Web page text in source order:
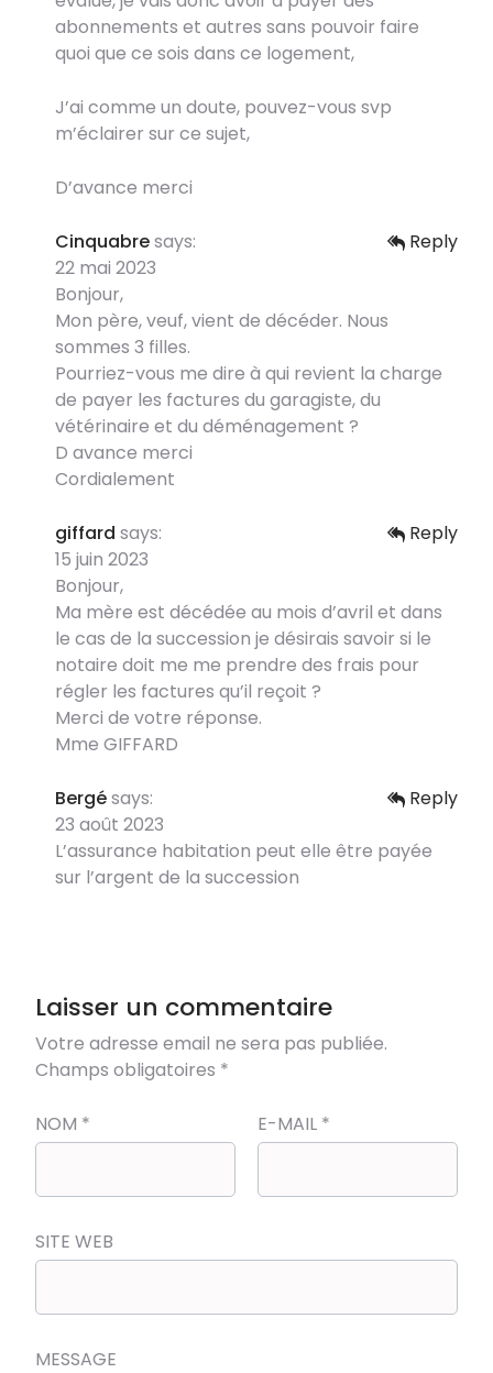
abonnements et autres sans pouvoir faire
quoi que ce sois dans ce logement,
J’ai comme un doute, pouvez-vous svp
m’éclairer sur ce sujet,
D’avance merci
Reply
Cinquabresays:
22 mai 2023
Bonjour,
Mon père, veuf, vient de décéder. Nous
sommes 3 filles.
Pourriez-vous me dire à qui revient la charge
de payer les factures du garagiste, du
vétérinaire et du déménagement ?
D avance merci
Cordialement
Reply
giffard says:
15 juin 2023
Bonjour,
Ma mère est décédée au mois d’avril et dans
le cas de la succession je désirais savoir si le
notaire doit me me prendre des frais pour
régler les factures qu’il reçoit ?
Merci de votre réponse.
Mme GIFFARD
Reply
Bergésays:
23 août 2023
L’assurance habitation peut elle être payée
sur l’argent de la succession
Laisser un commentaire
Votre adresse email ne sera pas publiée.
Champs obligatoires *
NOM * E-MAIL *
SITE WEB
MESSAGE